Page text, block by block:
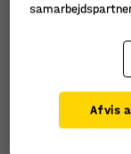
Afvis